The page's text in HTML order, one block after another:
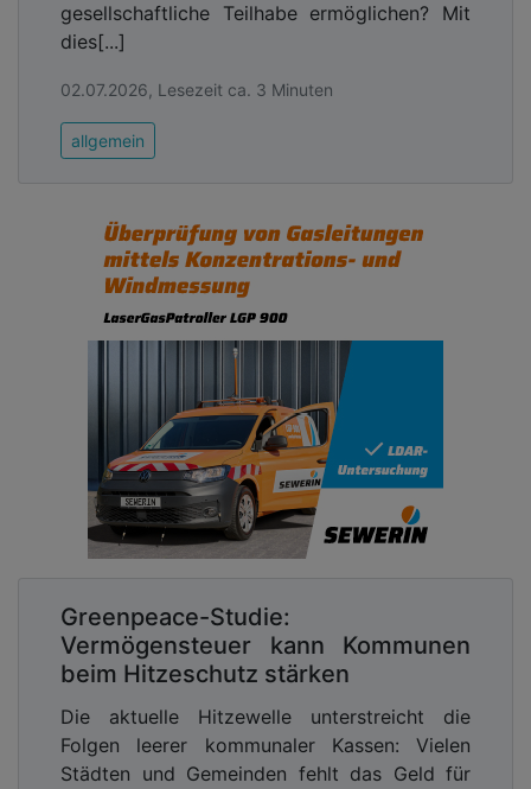
gesellschaftliche Teilhabe ermöglichen? Mit
dies[...]
02.07.2026, Lesezeit ca. 3 Minuten
allgemein
Greenpeace-Studie:
Vermögensteuer kann Kommunen
beim Hitzeschutz stärken
Die aktuelle Hitzewelle unterstreicht die
Folgen leerer kommunaler Kassen: Vielen
Städten und Gemeinden fehlt das Geld für